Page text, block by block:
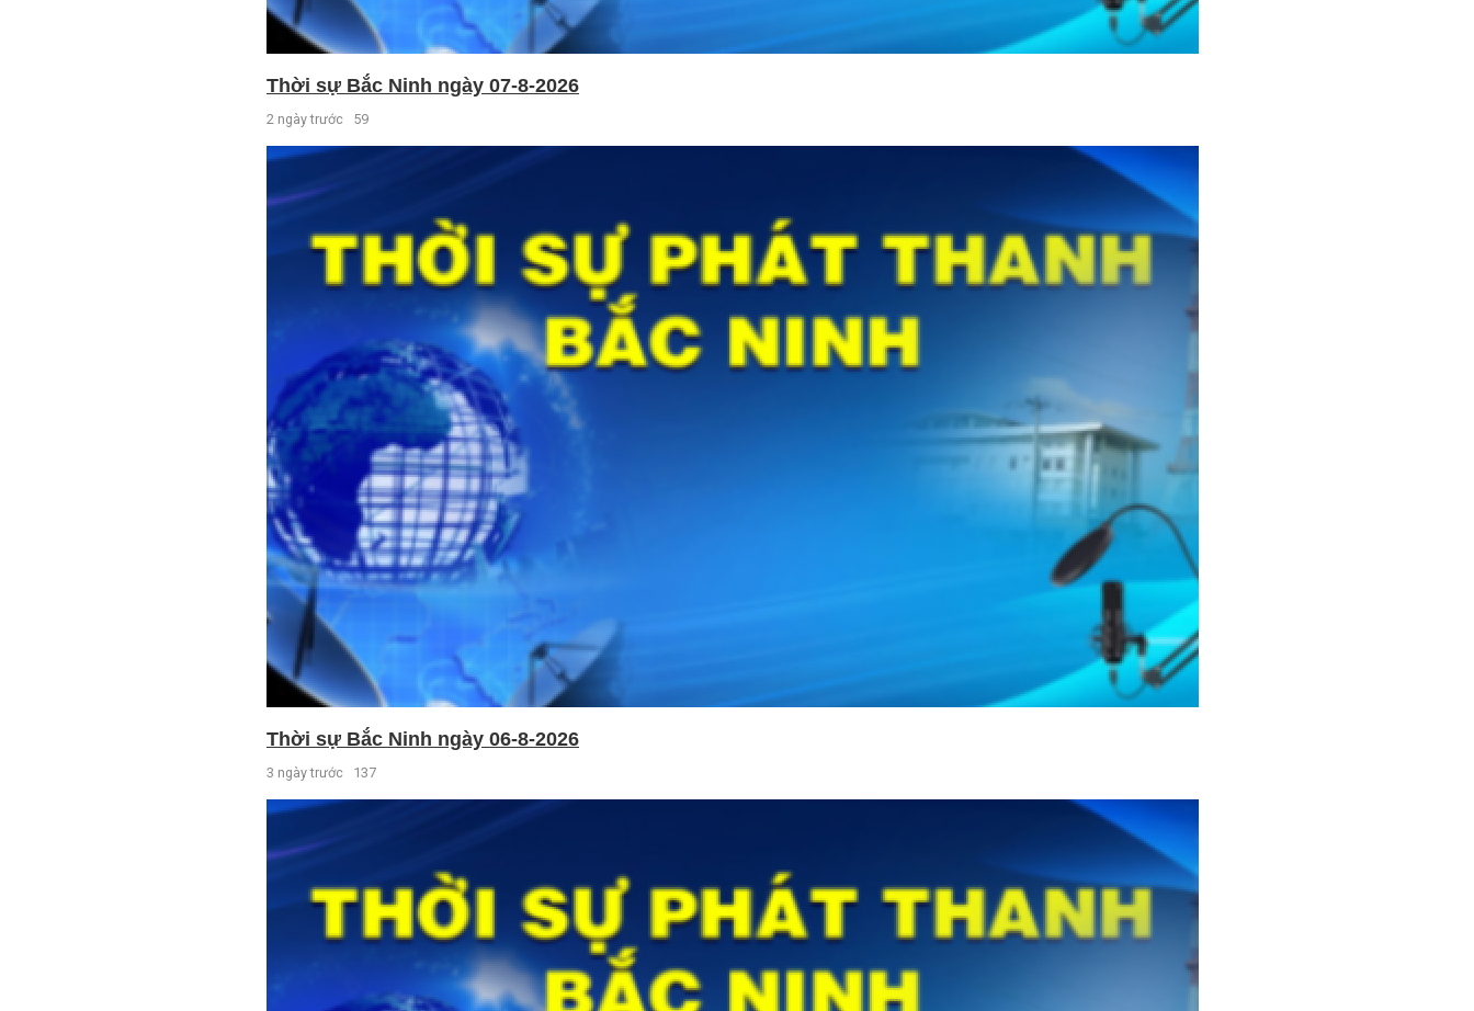
Thời sự Bắc Ninh ngày 07-8-2026
2 ngày trước 59
Thời sự Bắc Ninh ngày 06-8-2026
3 ngày trước 137